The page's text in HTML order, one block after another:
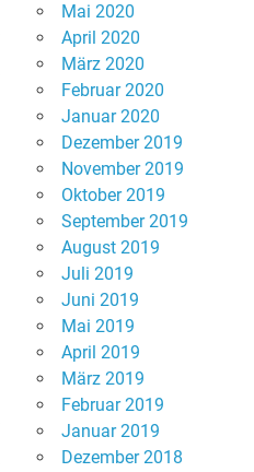
Mai 2020
April 2020
März 2020
Februar 2020
Januar 2020
Dezember 2019
November 2019
Oktober 2019
September 2019
August 2019
Juli 2019
Juni 2019
Mai 2019
April 2019
März 2019
Februar 2019
Januar 2019
Dezember 2018